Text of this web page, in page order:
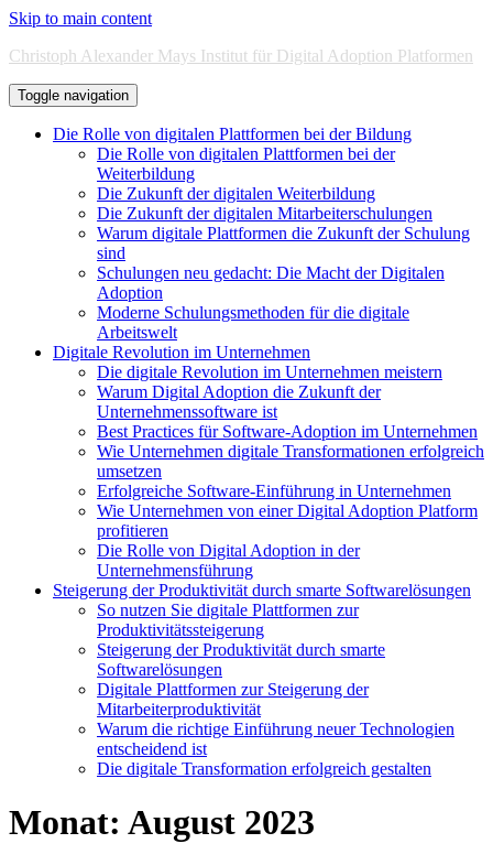
Skip to main content
Christoph Alexander Mays Institut für Digital Adoption Platformen
Toggle navigation
Die Rolle von digitalen Plattformen bei der Bildung
Die Rolle von digitalen Plattformen bei der
Weiterbildung
Die Zukunft der digitalen Weiterbildung
Die Zukunft der digitalen Mitarbeiterschulungen
Warum digitale Plattformen die Zukunft der Schulung
sind
Schulungen neu gedacht: Die Macht der Digitalen
Adoption
Moderne Schulungsmethoden für die digitale
Arbeitswelt
Digitale Revolution im Unternehmen
Die digitale Revolution im Unternehmen meistern
Warum Digital Adoption die Zukunft der
Unternehmenssoftware ist
Best Practices für Software-Adoption im Unternehmen
Wie Unternehmen digitale Transformationen erfolgreich
umsetzen
Erfolgreiche Software-Einführung in Unternehmen
Wie Unternehmen von einer Digital Adoption Platform
profitieren
Die Rolle von Digital Adoption in der
Unternehmensführung
Steigerung der Produktivität durch smarte Softwarelösungen
So nutzen Sie digitale Plattformen zur
Produktivitätssteigerung
Steigerung der Produktivität durch smarte
Softwarelösungen
Digitale Plattformen zur Steigerung der
Mitarbeiterproduktivität
Warum die richtige Einführung neuer Technologien
entscheidend ist
Die digitale Transformation erfolgreich gestalten
Monat: August 2023